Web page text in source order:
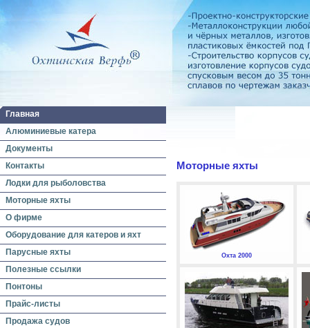
Главная
Алюминиевые катера
Документы
Контакты
Лодки для рыболовства
Моторные яхты
О фирме
Оборудование для катеров и яхт
Парусные яхты
Полезные ссылки
Понтоны
Прайс-листы
Продажа судов
Моторные яхты
Охта 2000